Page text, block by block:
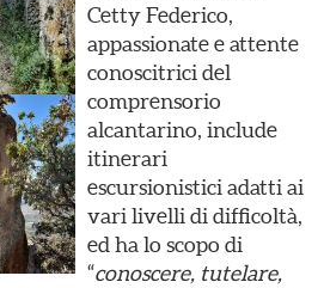
Cetty Federico,
appassionate e attente
conoscitrici del
comprensorio
alcantarino, include
itinerari
escursionistici adatti ai
vari livelli di difficoltà,
ed ha lo scopo di
“conoscere, tutelare,